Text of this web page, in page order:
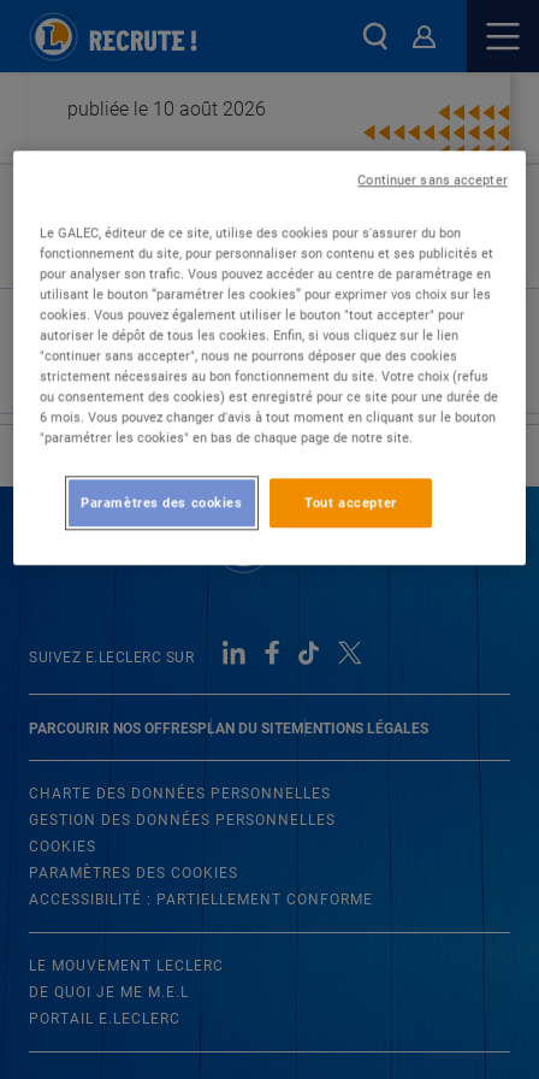
publiée le 10 août 2026
Type de contrat :
Expérience :
Études :
PARCOURIR NOS OFFRESPLAN DU SITEMENTIONS LÉGALES
SUIVEZ E.LECLERC SUR
CHARTE DES DONNÉES PERSONNELLES
GESTION DES DONNÉES PERSONNELLES
COOKIES
PARAMÈTRES DES COOKIES
ACCESSIBILITÉ : PARTIELLEMENT CONFORME
LE MOUVEMENT LECLERC
DE QUOI JE ME M.E.L
PORTAIL E.LECLERC
Le GALEC, éditeur de ce site, utilise des cookies pour s'assurer du bon
fonctionnement du site, pour personnaliser son contenu et ses publicités et
pour analyser son trafic. Vous pouvez accéder au centre de paramétrage en
utilisant le bouton “paramétrer les cookies” pour exprimer vos choix sur les
cookies. Vous pouvez également utiliser le bouton "tout accepter" pour
autoriser le dépôt de tous les cookies. Enfin, si vous cliquez sur le lien
"continuer sans accepter", nous ne pourrons déposer que des cookies
strictement nécessaires au bon fonctionnement du site. Votre choix (refus
ou consentement des cookies) est enregistré pour ce site pour une durée de
6 mois. Vous pouvez changer d'avis à tout moment en cliquant sur le bouton
"paramétrer les cookies" en bas de chaque page de notre site.
Tout accepter
Paramètres des cookies
Continuer sans accepter